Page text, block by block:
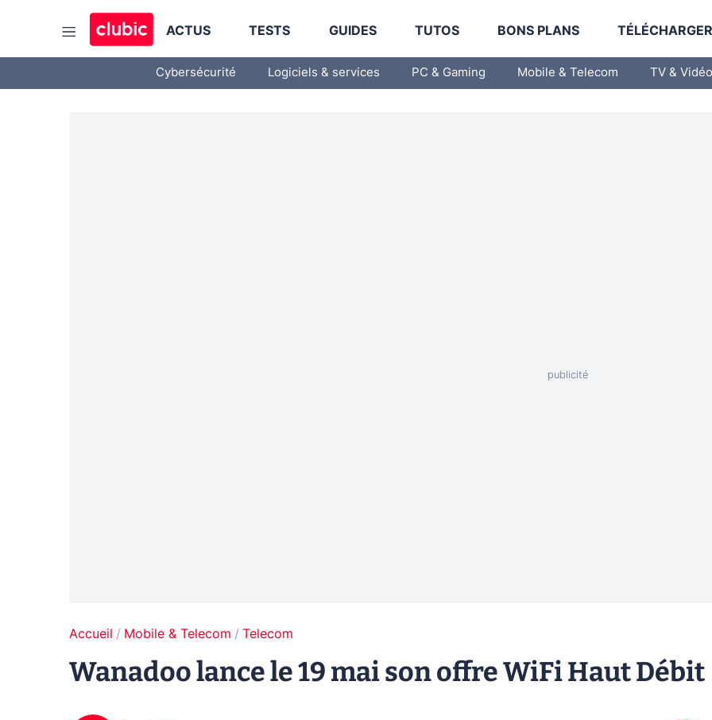
ACTUS TESTS GUIDES TUTOS BONS PLANS
Cybersécurité Logiciels & services PC & Gaming Mobile & Telecom TV & Vidéo
Accueil Mobile & Telecom Telecom
Wanadoo lance le 19 mai son offre WiFi Haut Débit